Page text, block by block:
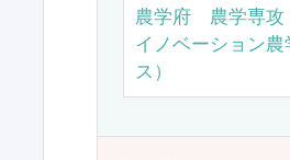
農学府 農学専攻
イノベーション農
ス）